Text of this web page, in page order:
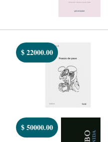
$22000.00
$50000.00